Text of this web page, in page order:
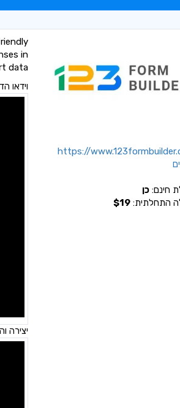
https://
חינם: כן
התחלתית: $19
in
data.
וידאו
יצירה